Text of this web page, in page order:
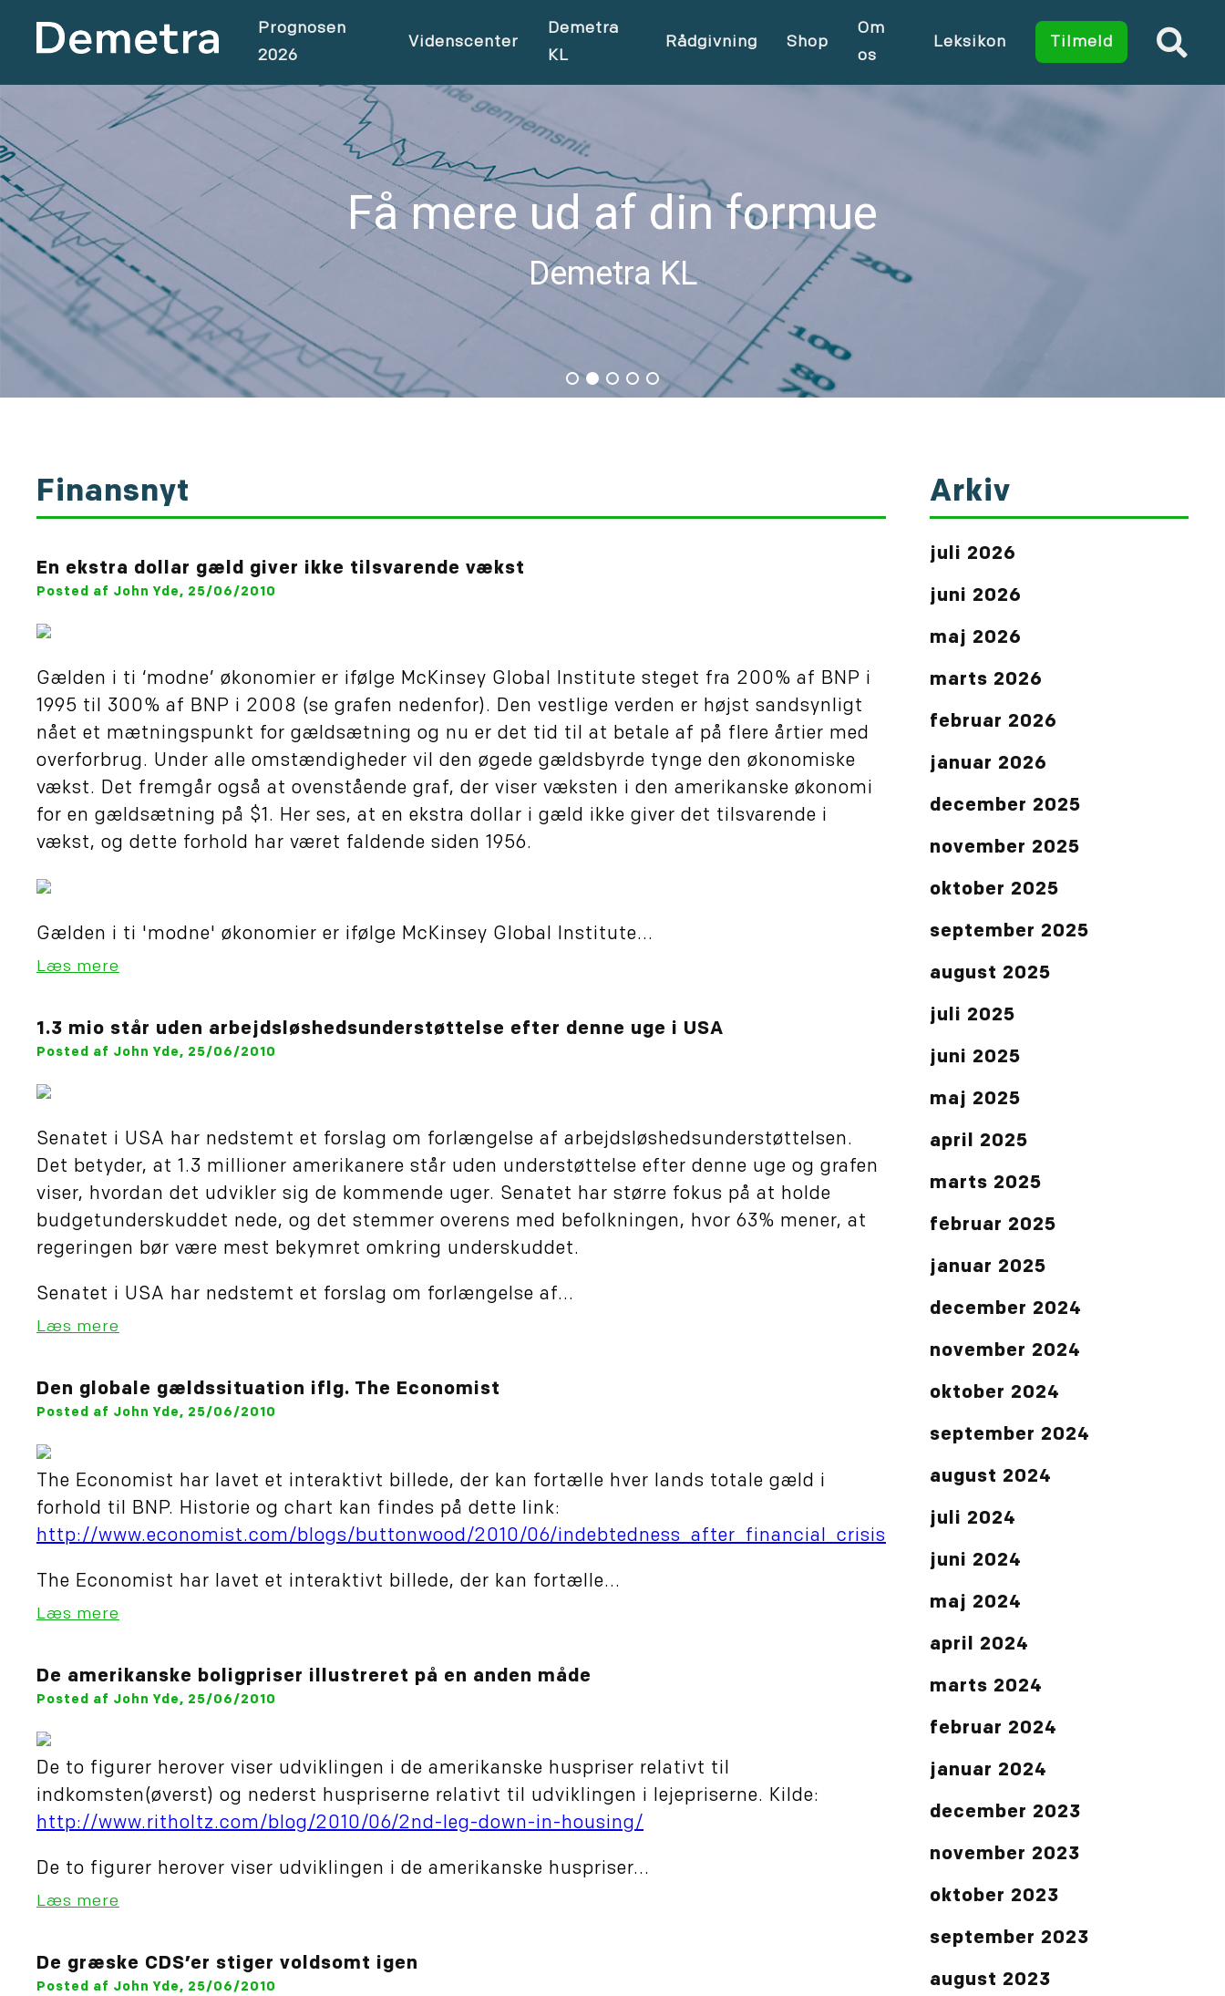
Prognosen
2026
Videnscenter
Demetra
KL
Rådgivning Shop
Om
os
Leksikon Tilmeld
Få mere ud af din formue
Demetra KL
Finansnyt
En ekstra dollar gæld giver ikke tilsvarende vækst
Posted af John Yde, 25/06/2010
Gælden i ti ‘modne’ økonomier er ifølge McKinsey Global Institute steget fra 200% af BNP i
1995 til 300% af BNP i 2008 (se grafen nedenfor). Den vestlige verden er højst sandsynligt
nået et mætningspunkt for gældsætning og nu er det tid til at betale af på flere årtier med
overforbrug. Under alle omstændigheder vil den øgede gældsbyrde tynge den økonomiske
vækst. Det fremgår også at ovenstående graf, der viser væksten i den amerikanske økonomi
for en gældsætning på $1. Her ses, at en ekstra dollar i gæld ikke giver det tilsvarende i
vækst, og dette forhold har været faldende siden 1956.
Gælden i ti 'modne' økonomier er ifølge McKinsey Global Institute...
Læs mere
1.3 mio står uden arbejdsløshedsunderstøttelse efter denne uge i USA
Posted af John Yde, 25/06/2010
Senatet i USA har nedstemt et forslag om forlængelse af arbejdsløshedsunderstøttelsen.
Det betyder, at 1.3 millioner amerikanere står uden understøttelse efter denne uge og grafen
viser, hvordan det udvikler sig de kommende uger. Senatet har større fokus på at holde
budgetunderskuddet nede, og det stemmer overens med befolkningen, hvor 63% mener, at
regeringen bør være mest bekymret omkring underskuddet.
Senatet i USA har nedstemt et forslag om forlængelse af...
Læs mere
Den globale gældssituation iflg. The Economist
Posted af John Yde, 25/06/2010
The Economist har lavet et interaktivt billede, der kan fortælle hver lands totale gæld i
forhold til BNP. Historie og chart kan findes på dette link:
http://www.economist.com/blogs/buttonwood/2010/06/indebtedness_after_financial_crisis
The Economist har lavet et interaktivt billede, der kan fortælle...
Læs mere
De amerikanske boligpriser illustreret på en anden måde
Posted af John Yde, 25/06/2010
De to figurer herover viser udviklingen i de amerikanske huspriser relativt til
indkomsten(øverst) og nederst huspriserne relativt til udviklingen i lejepriserne. Kilde:
http://www.ritholtz.com/blog/2010/06/2nd-leg-down-in-housing/
De to figurer herover viser udviklingen i de amerikanske huspriser...
Læs mere
De græske CDS’er stiger voldsomt igen
Posted af John Yde, 25/06/2010
Arkiv
juli 2026
juni 2026
maj 2026
marts 2026
februar 2026
januar 2026
december 2025
november 2025
oktober 2025
september 2025
august 2025
juli 2025
juni 2025
maj 2025
april 2025
marts 2025
februar 2025
januar 2025
december 2024
november 2024
oktober 2024
september 2024
august 2024
juli 2024
juni 2024
maj 2024
april 2024
marts 2024
februar 2024
januar 2024
december 2023
november 2023
oktober 2023
september 2023
august 2023